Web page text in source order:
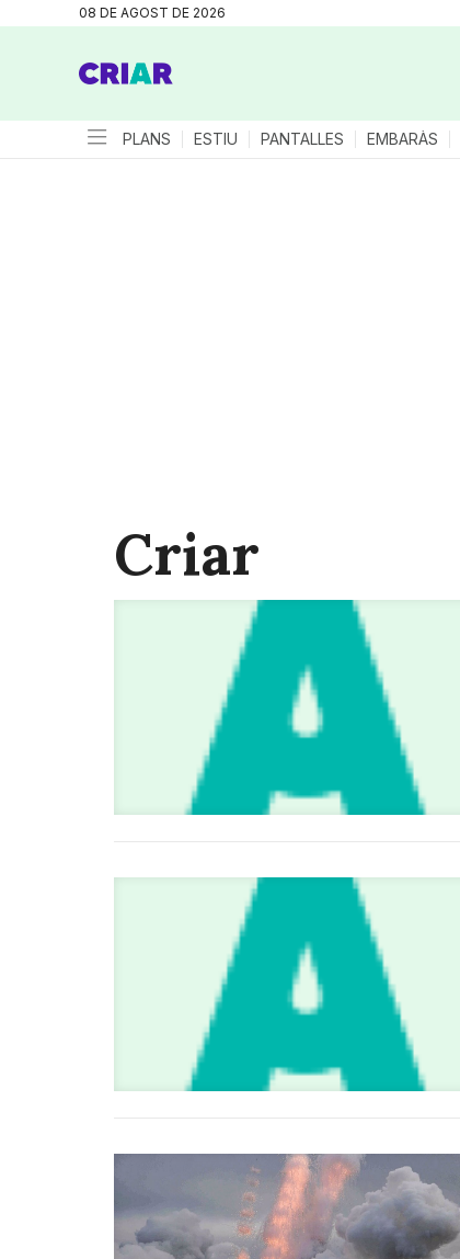
08 DE AGOST DE 2026
PLANS ESTIU PANTALLES EMBARÀS
Criar